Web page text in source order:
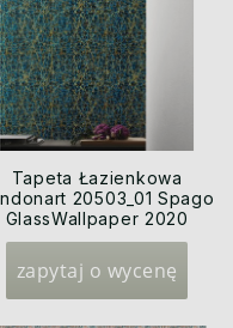
Tapeta Łazienkowa
20503_01 Spago
GlassWallpaper 2020
zapytaj o wycenę